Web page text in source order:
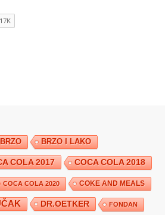
BRZO BRZO I LAKO
COLA 2017 COCA COLA 2018
COCA COLA 2020 COKE AND MEALS
DR.OETKER FONDAN